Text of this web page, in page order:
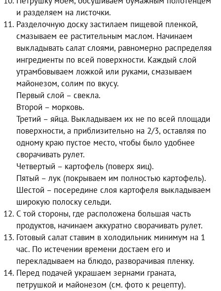
и разделяем на листочки.
Разделочную доску застилаем пищевой пленкой,
смазываем ее растительным маслом. Начинаем
выкладывать салат слоями, равномерно распределяя
ингредиенты по всей поверхности. Каждый слой
утрамбовываем ложкой или руками, смазываем
майонезом, солим по вкусу.
Первый слой – свекла.
Второй – морковь.
Третий – яйца. Выкладываем их не по всей площади
поверхности, а приблизительно на 2/3, оставляя по
одному краю пустое место, чтобы было удобнее
сворачивать рулет.
Четвертый – картофель (поверх яиц).
Пятый – лук (покрываем им полностью картофель).
Шестой – посередине слоя картофеля выкладываем
широкую полоску сельди.
С той стороны, где расположена большая часть
продуктов, начинаем аккуратно сворачивать рулет.
Готовый салат ставим в холодильник минимум на 1
час. По истечении времени достаем его и
перекладываем на блюдо, разворачивая пленку.
Перед подачей украшаем зернами граната,
петрушкой и майонезом (см. фото к рецепту).